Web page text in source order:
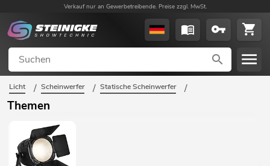
Verkauf nur an Gewerbetreibende. Preise zzgl. MwSt.
Licht / Scheinwerfer / Statische Scheinwerfer /
Theater-Scheinwerfer
Themen